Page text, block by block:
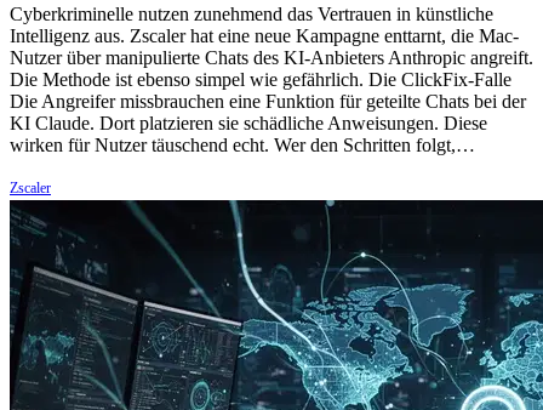
Cyberkriminelle nutzen zunehmend das Vertrauen in künstliche
Intelligenz aus. Zscaler hat eine neue Kampagne enttarnt, die Mac-
Nutzer über manipulierte Chats des KI-Anbieters Anthropic angreift.
Die Methode ist ebenso simpel wie gefährlich. Die ClickFix-Falle
Die Angreifer missbrauchen eine Funktion für geteilte Chats bei der
KI Claude. Dort platzieren sie schädliche Anweisungen. Diese
wirken für Nutzer täuschend echt. Wer den Schritten folgt,…
Zscaler